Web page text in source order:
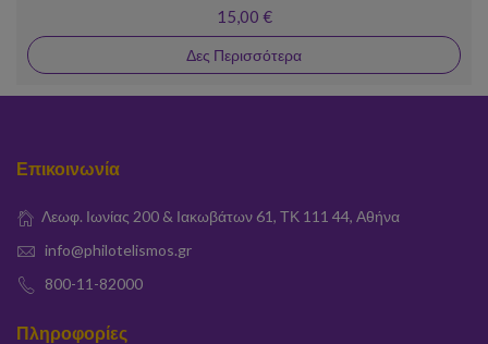
15,00 €
Δες Περισσότερα
Επικοινωνία
Λεωφ. Ιωνίας 200 & Ιακωβάτων 61, ΤΚ 111 44, Αθήνα
info@philotelismos.gr
800-11-82000
Πληροφορίες